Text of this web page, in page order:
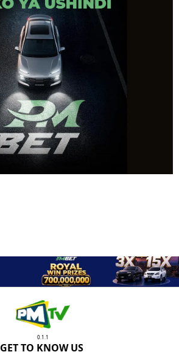
0.1.1
GET TO KNOW US